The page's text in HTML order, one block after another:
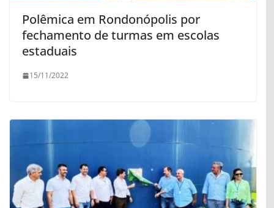
Polêmica em Rondonópolis por
fechamento de turmas em escolas
estaduais
15/11/2022